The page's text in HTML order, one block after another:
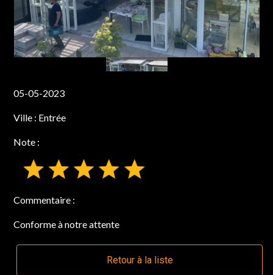
05-05-2023
Ville : Entrée
Note :
Commentaire :
Conforme à notre attente
Retour à la liste